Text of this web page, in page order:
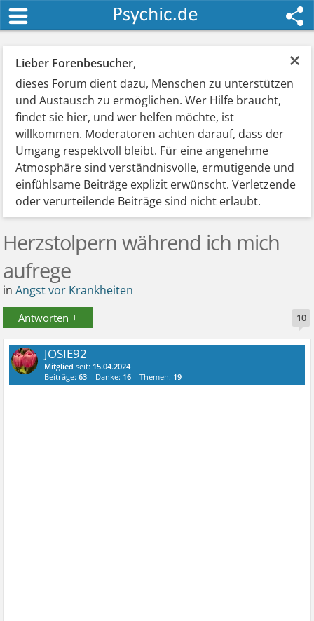
×
Lieber Forenbesucher,
dieses Forum dient dazu, Menschen zu unterstützen
und Austausch zu ermöglichen. Wer Hilfe braucht,
findet sie hier, und wer helfen möchte, ist
willkommen. Moderatoren achten darauf, dass der
Umgang respektvoll bleibt. Für eine angenehme
Atmosphäre sind verständnisvolle, ermutigende und
einfühlsame Beiträge explizit erwünscht. Verletzende
oder verurteilende Beiträge sind nicht erlaubt.
Herzstolpern während ich mich
aufrege
inAngst vor Krankheiten
Antworten + 10
JOSIE92
Mitglied seit: 15.04.2024
Beiträge:63 Danke: 16 Themen: 19